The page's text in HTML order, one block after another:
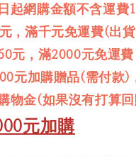
起網購金額不含運費
，滿千元免運費(出
元，滿2000元免運
元加購贈品(需付款)
物金(如果沒有打算
元加購